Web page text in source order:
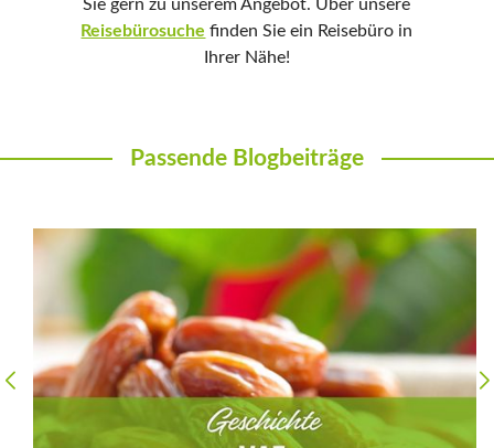
Sie gern zu unserem Angebot. Über unsere
Reisebürosuche finden Sie ein Reisebüro in
Ihrer Nähe!
Passende Blogbeiträge